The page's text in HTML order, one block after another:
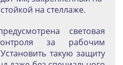
на стеллаже.
световая
за рабочим
такую защиту